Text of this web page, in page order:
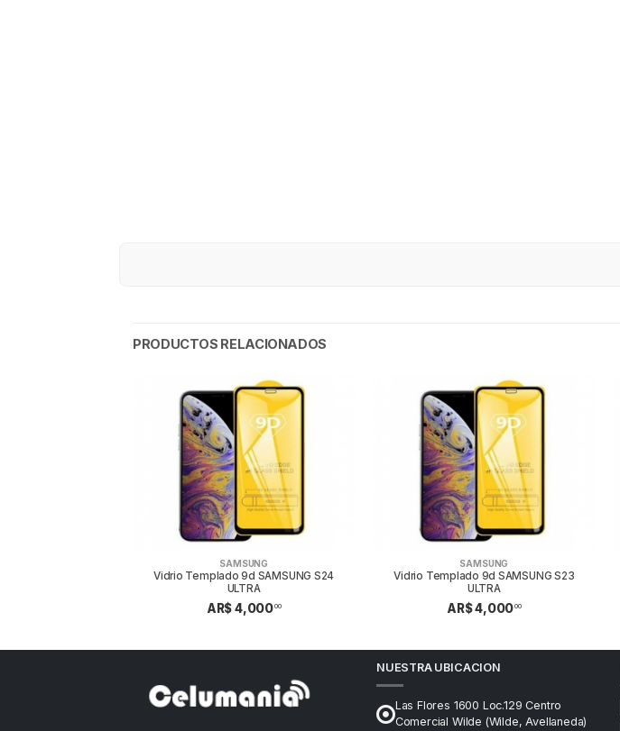
PRODUCTOS RELACIONADOS
SAMSUNG
Vidrio Templado 9d SAMSUNG S24
ULTRA
AR$ 4,00000
SAMSUNG
Vidrio Templado 9d SAMSUNG S23
ULTRA
AR$ 4,00000
NUESTRA UBICACION
Las Flores 1600 Loc.129 Centro
Comercial Wilde (Wilde, Avellaneda)